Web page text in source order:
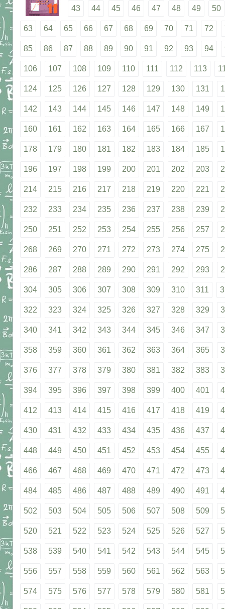
43 44 45 46 47 48 49 50
63 64 65 66 67 68 69 70 71 72
85 86 87 88 89 90 91 92 93 94
106 107 108 109 110 111 112 113
124 125 126 127 128 129 130 131
142 143 144 145 146 147 148 149
160 161 162 163 164 165 166 167
178 179 180 181 182 183 184 185
196 197 198 199 200 201 202 203
214 215 216 217 218 219 220 221
232 233 234 235 236 237 238 239
250 251 252 253 254 255 256 257
268 269 270 271 272 273 274 275
286 287 288 289 290 291 292 293
304 305 306 307 308 309 310 311
322 323 324 325 326 327 328 329
340 341 342 343 344 345 346 347
358 359 360 361 362 363 364 365
376 377 378 379 380 381 382 383
394 395 396 397 398 399 400 401
412 413 414 415 416 417 418 419
430 431 432 433 434 435 436 437
448 449 450 451 452 453 454 455
466 467 468 469 470 471 472 473
484 485 486 487 488 489 490 491
502 503 504 505 506 507 508 509
520 521 522 523 524 525 526 527
538 539 540 541 542 543 544 545
556 557 558 559 560 561 562 563
574 575 576 577 578 579 580 581